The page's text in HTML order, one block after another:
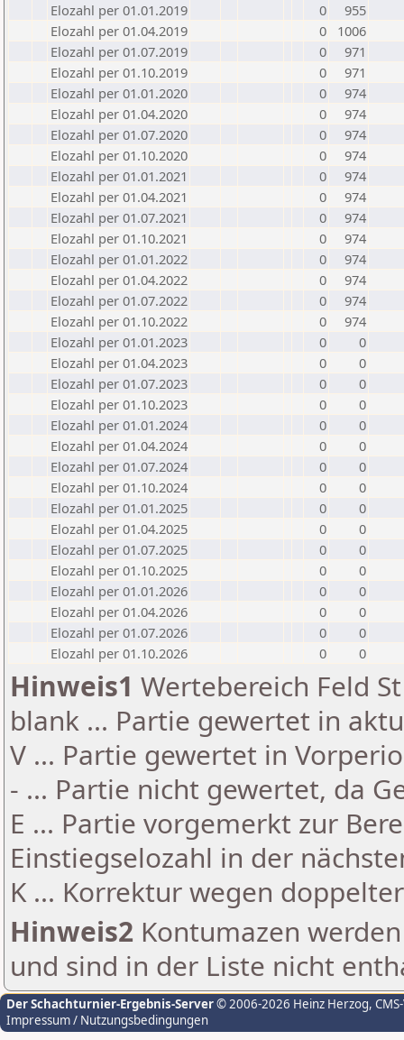
Elozahl per 01.01.2019
0
955
Elozahl per 01.04.2019
0
1006
Elozahl per 01.07.2019
0
971
Elozahl per 01.10.2019
0
971
Elozahl per 01.01.2020
0
974
Elozahl per 01.04.2020
0
974
Elozahl per 01.07.2020
0
974
Elozahl per 01.10.2020
0
974
Elozahl per 01.01.2021
0
974
Elozahl per 01.04.2021
0
974
Elozahl per 01.07.2021
0
974
Elozahl per 01.10.2021
0
974
Elozahl per 01.01.2022
0
974
Elozahl per 01.04.2022
0
974
Elozahl per 01.07.2022
0
974
Elozahl per 01.10.2022
0
974
Elozahl per 01.01.2023
0
0
Elozahl per 01.04.2023
0
0
Elozahl per 01.07.2023
0
0
Elozahl per 01.10.2023
0
0
Elozahl per 01.01.2024
0
0
Elozahl per 01.04.2024
0
0
Elozahl per 01.07.2024
0
0
Elozahl per 01.10.2024
0
0
Elozahl per 01.01.2025
0
0
Elozahl per 01.04.2025
0
0
Elozahl per 01.07.2025
0
0
Elozahl per 01.10.2025
0
0
Elozahl per 01.01.2026
0
0
Elozahl per 01.04.2026
0
0
Elozahl per 01.07.2026
0
0
Elozahl per 01.10.2026
0 0
Hinweis1 Wertebereich Feld
blank ... Partie gewertet in
V ... Partie gewertet in
- ... Partie nicht gewertet, da
E ... Partie vorgemerkt zur
Einstiegselozahl in der
K ... Korrektur wegen
Hinweis2 Kontumazen
und sind in der Liste nicht
Der Schachturnier-Ergebnis-Server© 2006-2026 Heinz Herzog,
Impressum / Nutzungsbedingungen